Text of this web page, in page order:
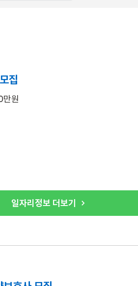
집
원
일자리정보 더보기